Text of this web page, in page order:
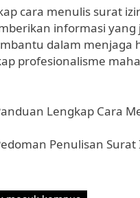
cara menulis surat
informasi yang
dalam
profesionalisme
Lengkap Cara
Penulisan